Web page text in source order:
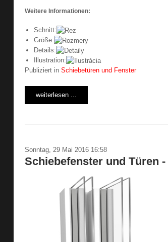
Weitere Informationen:
Schnitt:
Größe:
Details:
Illustration:
Publiziert in Schiebetüren und Fenster
weiterlesen ...
Sonntag, 29 Mai 2016 16:58
Schiebefenster und Türen